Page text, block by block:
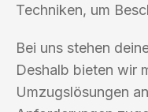
Techniken, um
Bei uns stehen
Deshalb bieten wir
Umzugslösungen